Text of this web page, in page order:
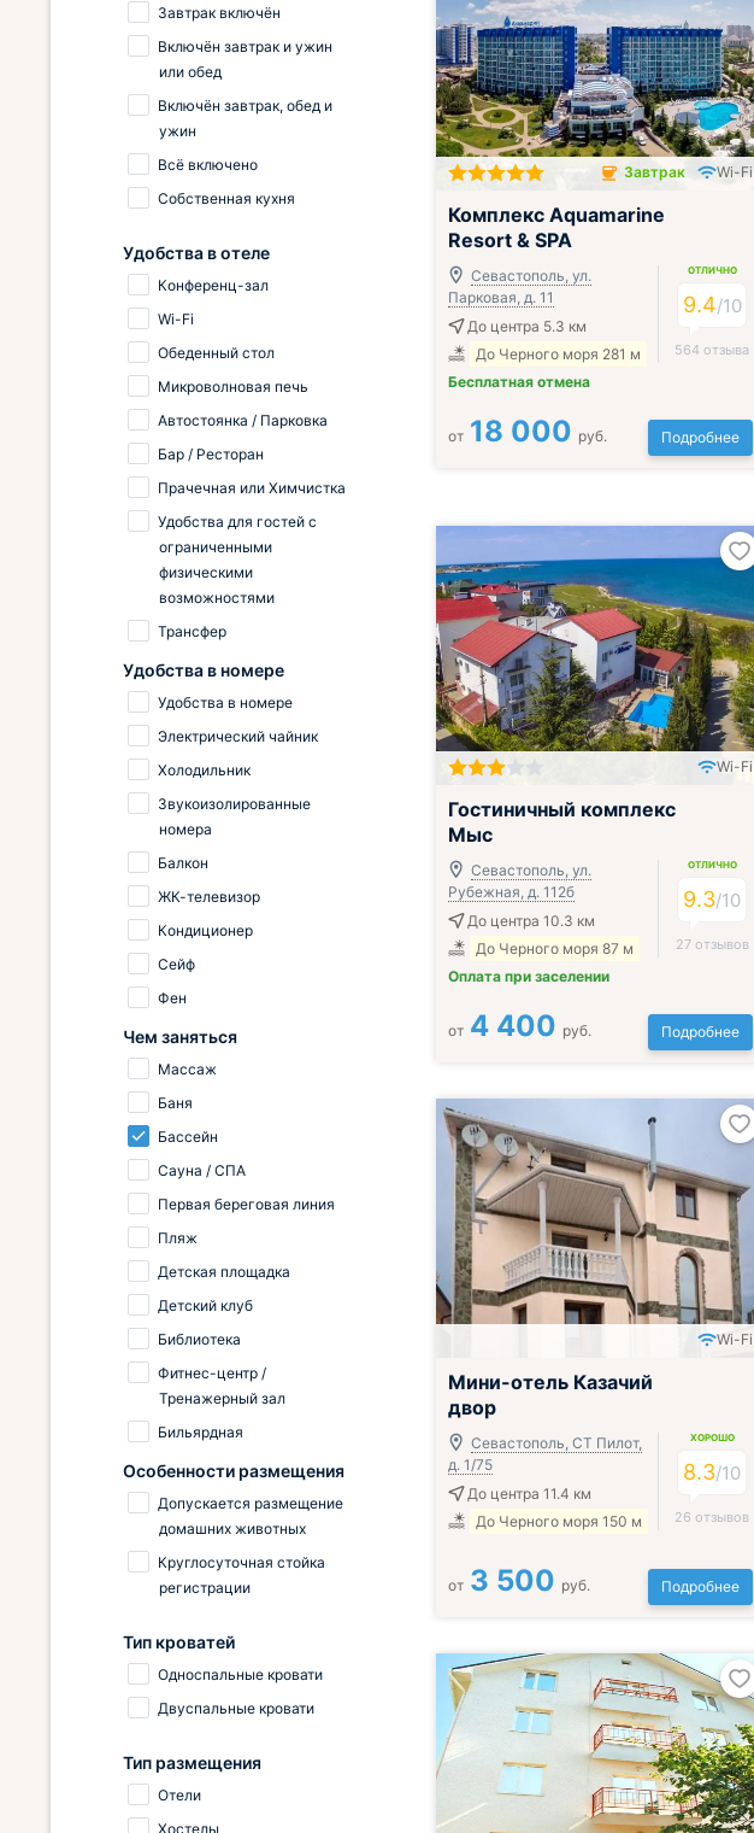
Завтрак включён
Завтрак Wi-Fi
Комплекс Aquamarine
Resort & SPA
Севастополь, ул.
Парковая, д. 11
До центра 5.3 км
До Черного моря 281 м
Бесплатная отмена
ОТЛИЧНО
9.4/10
564 отзыва
от 18 000 руб. Подробнее
Wi-Fi
Гостиничный комплекс
Мыс
Севастополь, ул.
Рубежная, д. 112б
До центра 10.3 км
До Черного моря 87 м
Оплата при заселении
ОТЛИЧНО
9.3/10
27 отзывов
от 4 400 руб. Подробнее
Wi-Fi
Мини-отель Казачий
двор
Севастополь, СТ Пилот,
д. 1/75
До центра 11.4 км
До Черного моря 150 м
ХОРОШО
8.3/10
26 отзывов
от 3 500 руб. Подробнее
Завтрак включён
Включён завтрак и ужин
или обед
Включён завтрак, обед и
ужин
Всё включено
Собственная кухня
Удобства в отеле
Конференц-зал
Wi-Fi
Обеденный стол
Микроволновая печь
Автостоянка / Парковка
Бар / Ресторан
Прачечная или Химчистка
Удобства для гостей с
ограниченными
физическими
возможностями
Трансфер
Удобства в номере
Удобства в номере
Электрический чайник
Холодильник
Звукоизолированные
номера
Балкон
ЖК-телевизор
Кондиционер
Сейф
Фен
Чем заняться
Массаж
Баня
Бассейн
Сауна / СПА
Первая береговая линия
Пляж
Детская площадка
Детский клуб
Библиотека
Фитнес-центр /
Тренажерный зал
Бильярдная
Особенности размещения
Допускается размещение
домашних животных
Круглосуточная стойка
регистрации
Тип кроватей
Односпальные кровати
Двуспальные кровати
Тип размещения
Отели
Хостелы